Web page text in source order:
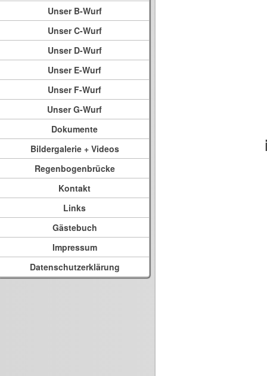
Unser B-Wurf
Unser C-Wurf
Unser D-Wurf
Unser E-Wurf
Unser F-Wurf
Unser G-Wurf
Dokumente
Bildergalerie + Videos
Regenbogenbrücke
Kontakt
Links
Gästebuch
Impressum
Datenschutzerklärung